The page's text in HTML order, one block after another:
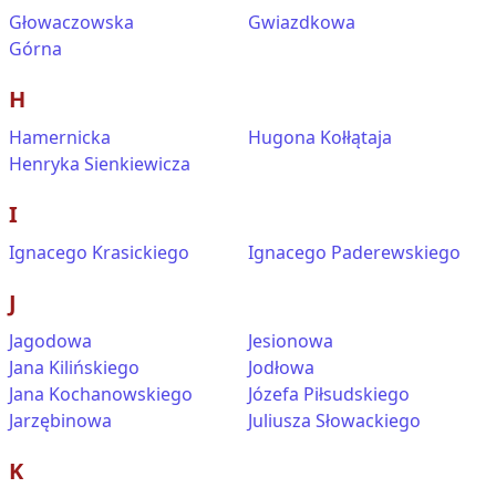
Głowaczowska
Górna
Gwiazdkowa
H
Hamernicka
Henryka Sienkiewicza
Hugona Kołłątaja
I
Ignacego Krasickiego Ignacego Paderewskiego
J
Jagodowa
Jana Kilińskiego
Jana Kochanowskiego
Jarzębinowa
Jesionowa
Jodłowa
Józefa Piłsudskiego
Juliusza Słowackiego
K